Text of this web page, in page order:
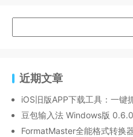
近期文章
iOS旧版APP下载工具：一键
豆包输入法 Windows版
FormatMaster全能格式转换